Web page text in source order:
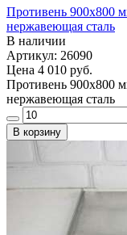
Противень 900х800
нержавеющая сталь
В наличии
Артикул: 26090
Цена 4 010 руб.
Противень 900х800
нержавеющая сталь
В корзину